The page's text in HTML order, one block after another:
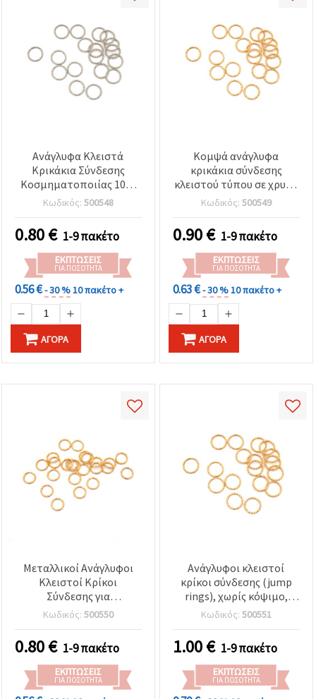
Ανάγλυφα Κλειστά
Κρικάκια Σύνδεσης
Κοσμηματοποιίας 10x1
mm, Ασημί - 50 τεμ.
Κωδικός: 500548
0.80€ 1-9 πακέτο
ΕΚΠΤΏΣΕΙΣ
ΓΙΑ ΠΟΣΌΤΗΤΑ
0.56 €- 30 %10 πακέτο +
ΑΓΟΡΆ
Κομψά ανάγλυφα
κρικάκια σύνδεσης
κλειστού τύπου σε χρυσό
χρώμα – 12x1 mm,
συσκευασία 50 τεμ., για
δημιουργία κοσμημάτων
(DIY)
Κωδικός: 500549
0.90€ 1-9 πακέτο
ΕΚΠΤΏΣΕΙΣ
ΓΙΑ ΠΟΣΌΤΗΤΑ
0.63 €- 30 %10 πακέτο +
ΑΓΟΡΆ
Μεταλλικοί Ανάγλυφοι
Κλειστοί Κρίκοι
Σύνδεσης για
Κοσμήματα, Χρυσό
Χρώμα 10x1 mm –
Συσκευασία 50 τεμ.
Κωδικός: 500550
0.80€ 1-9 πακέτο
ΕΚΠΤΏΣΕΙΣ
ΓΙΑ ΠΟΣΌΤΗΤΑ
Ανάγλυφοι κλειστοί
κρίκοι σύνδεσης (jump
rings), χωρίς κόψιμο,
15x1.5 mm, χρυσό χρώμα
– 50 τεμ.
Κωδικός: 500551
1.00€ 1-9 πακέτο
ΕΚΠΤΏΣΕΙΣ
ΓΙΑ ΠΟΣΌΤΗΤΑ